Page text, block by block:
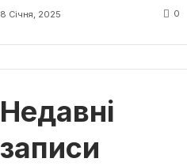
8 Січня, 2025 0
Недавні
записи